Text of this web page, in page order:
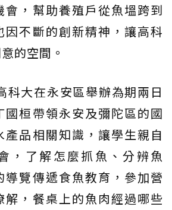
會，幫助養殖戶從魚塭跨到
因不斷的創新精神，讓高科
的空間。
科大在永安區舉辦為期兩日
國桓帶領永安及彌陀區的國
產品相關知識，讓學生親自
，了解怎麼抓魚、分辨魚
導覽傳遞食魚教育，參加營
解，餐桌上的魚肉經過哪些